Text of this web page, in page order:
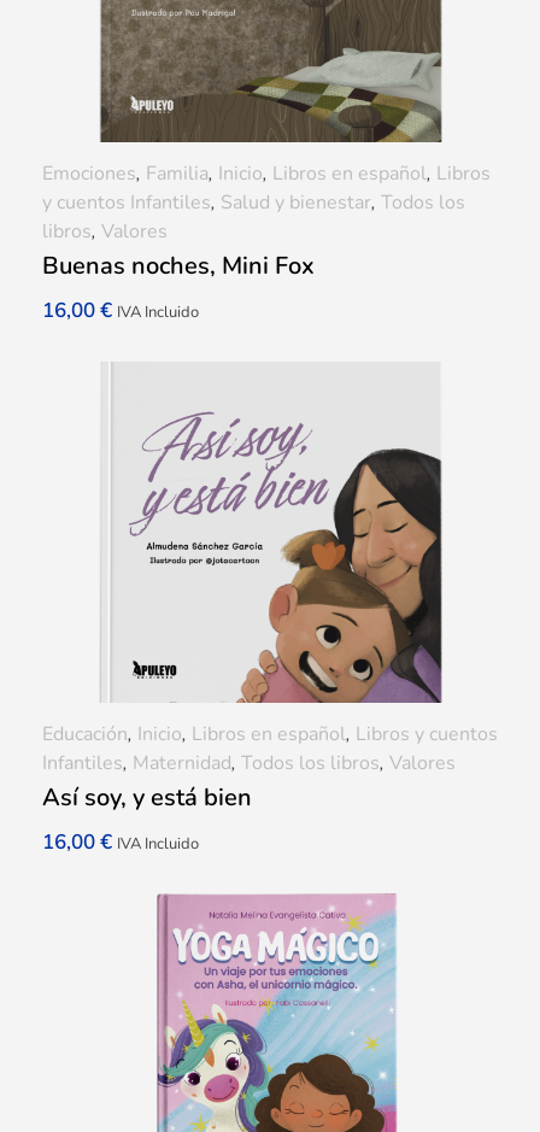
Buenas noches, Mini Fox
16,00€ IVA Incluido
Emociones, Familia, Inicio, Libros en español, Libros
y cuentos Infantiles, Salud y bienestar, Todos los
libros, Valores
Así soy, y está bien
16,00€ IVA Incluido
Educación, Inicio, Libros en español, Libros y cuentos
Infantiles, Maternidad, Todos los libros, Valores